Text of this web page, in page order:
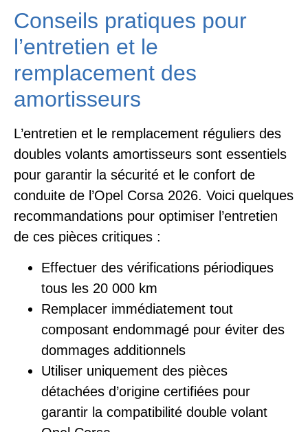
Conseils pratiques pour
l’entretien et le
remplacement des
amortisseurs
L’entretien et le remplacement réguliers des
doubles volants amortisseurs sont essentiels
pour garantir la sécurité et le confort de
conduite de l’Opel Corsa 2026. Voici quelques
recommandations pour optimiser l’entretien
de ces pièces critiques :
Effectuer des vérifications périodiques
tous les 20 000 km
Remplacer immédiatement tout
composant endommagé pour éviter des
dommages additionnels
Utiliser uniquement des pièces
détachées d’origine certifiées pour
garantir la compatibilité double volant